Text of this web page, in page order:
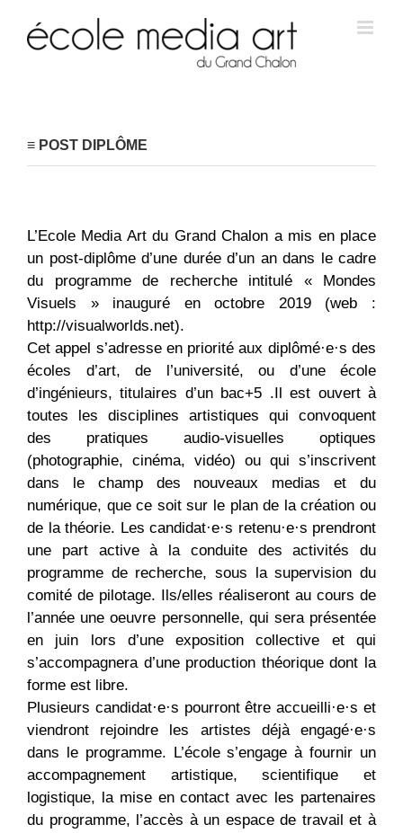
≡ POST DIPLÔME
L’Ecole Media Art du Grand Chalon a mis en place
un post-diplôme d’une durée d’un an dans le cadre
du programme de recherche intitulé « Mondes
Visuels » inauguré en octobre 2019 (web :
http://visualworlds.net).
Cet appel s’adresse en priorité aux diplômé·e·s des
écoles d’art, de l’université, ou d’une école
d’ingénieurs, titulaires d’un bac+5 .Il est ouvert à
toutes les disciplines artistiques qui convoquent
des pratiques audio-visuelles optiques
(photographie, cinéma, vidéo) ou qui s’inscrivent
dans le champ des nouveaux medias et du
numérique, que ce soit sur le plan de la création ou
de la théorie. Les candidat·e·s retenu·e·s prendront
une part active à la conduite des activités du
programme de recherche, sous la supervision du
comité de pilotage. Ils/elles réaliseront au cours de
l’année une oeuvre personnelle, qui sera présentée
en juin lors d’une exposition collective et qui
s’accompagnera d’une production théorique dont la
forme est libre.
Plusieurs candidat·e·s pourront être accueilli·e·s et
viendront rejoindre les artistes déjà engagé·e·s
dans le programme. L’école s’engage à fournir un
accompagnement artistique, scientifique et
logistique, la mise en contact avec les partenaires
du programme, l’accès à un espace de travail et à